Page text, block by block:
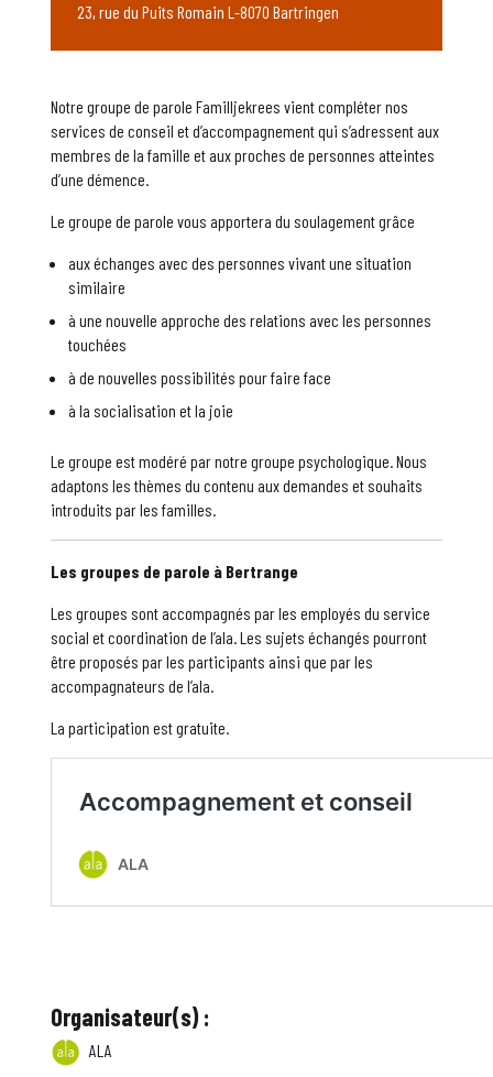
Notre groupe de parole Familljekrees vient compléter nos
services de conseil et d’accompagnement qui s’adressent aux
membres de la famille et aux proches de personnes atteintes
d’une démence.
Le groupe de parole vous apportera du soulagement grâce
aux échanges avec des personnes vivant une situation
similaire
à une nouvelle approche des relations avec les personnes
touchées
à de nouvelles possibilités pour faire face
à la socialisation et la joie
Le groupe est modéré par notre groupe psychologique. Nous
adaptons les thèmes du contenu aux demandes et souhaits
introduits par les familles.
Les groupes de parole à Bertrange
Les groupes sont accompagnés par les employés du service
social et coordination de l’ala. Les sujets échangés pourront
être proposés par les participants ainsi que par les
accompagnateurs de l’ala.
La participation est gratuite.
Organisateur(s) :
ALA
23, rue du Puits Romain L-8070 Bartringen